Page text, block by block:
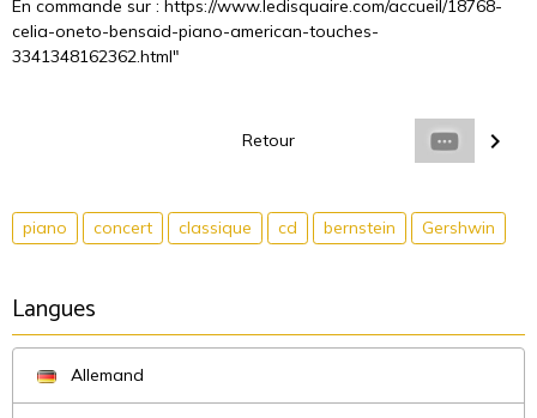
En commande sur : https://www.ledisquaire.com/accueil/18768-
celia-oneto-bensaid-piano-american-touches-
3341348162362.html"
Retour
piano concert classique cd bernstein Gershwin
Langues
Allemand